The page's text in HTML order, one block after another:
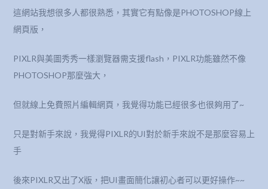
這網站我想很多人都很熟悉，其實它有點像是PHOTOSHOP線上
網頁版，
PIXLR與美圖秀秀一樣瀏覽器需支援flash，PIXLR功能雖然不像
PHOTOSHOP那麼強大，
但就線上免費照片編輯網頁，我覺得功能已經很多也很夠用了~
只是對新手來說，我覺得PIXLR的UI對於新手來說不是那麼容易上
手
後來PIXLR又出了X版，把UI畫面簡化讓初心者可以更好操作~~